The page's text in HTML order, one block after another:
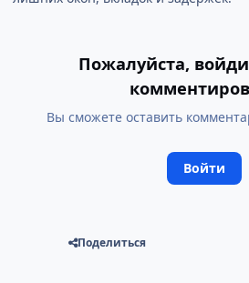
Пожалуйста,
Вы сможете оставить
Войти
Поделиться